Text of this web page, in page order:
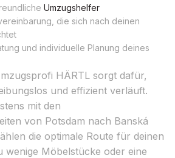
Umzugshelfer
die sich nach deinen
und individuelle Planung deines
HÄRTL sorgt dafür,
und effizient verläuft.
mit den
von Potsdam nach Banská
die optimale Route für deinen
wenige Möbelstücke oder eine